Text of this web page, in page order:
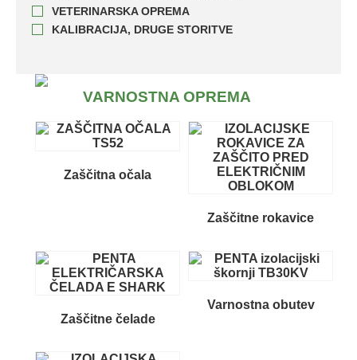
VETERINARSKA OPREMA
KALIBRACIJA, DRUGE STORITVE
VARNOSTNA OPREMA
Zaščitna očala
Zaščitne rokavice
Zaščitne čelade
Varnostna obutev